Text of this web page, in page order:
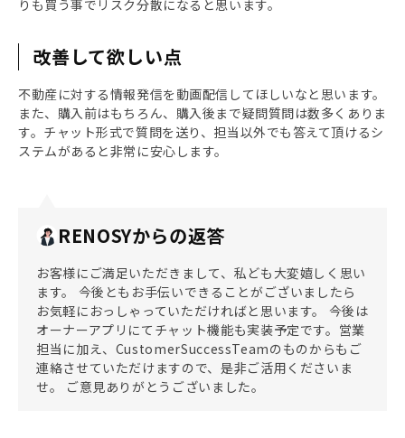
りも買う事でリスク分散になると思います。
改善して欲しい点
不動産に対する情報発信を動画配信してほしいなと思います。
また、購入前はもちろん、購入後まで疑問質問は数多くありま
す。チャット形式で質問を送り、担当以外でも答えて頂けるシ
ステムがあると非常に安心します。
RENOSYからの返答
お客様にご満足いただきまして、私ども大変嬉しく思い
ます。 今後ともお手伝いできることがございましたら
お気軽におっしゃっていただければと思います。 今後は
オーナーアプリにてチャット機能も実装予定です。営業
担当に加え、CustomerSuccessTeamのものからもご
連絡させていただけますので、是非ご活用くださいま
せ。 ご意見ありがとうございました。